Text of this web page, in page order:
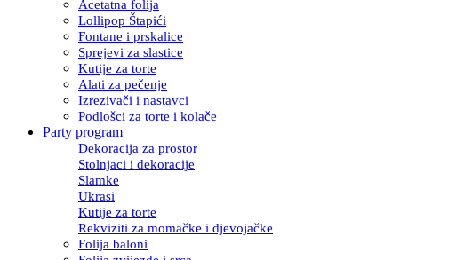
Acetatna folija
Lollipop Štapići
Fontane i prskalice
Sprejevi za slastice
Kutije za torte
Alati za pečenje
Izrezivači i nastavci
Podlošci za torte i kolače
Party program
Dekoracija za prostor
Stolnjaci i dekoracije
Slamke
Ukrasi
Kutije za torte
Rekviziti za momačke i djevojačke
Folija baloni